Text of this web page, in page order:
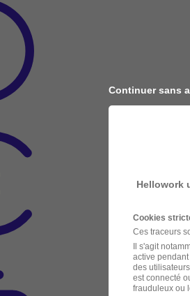
Continuer sans
Hellowork
Cookies
Ces traceurs
Il s'agit
active
des
est connecté
frauduleux ou